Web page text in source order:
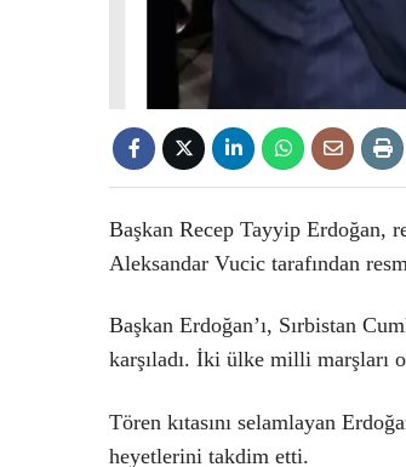
Başkan Recep Tayyip Erdoğan,
Aleksandar Vucic tarafından
Başkan Erdoğan’ı, Sırbistan
karşıladı. İki ülke milli marşları
Tören kıtasını selamlayan
heyetlerini takdim etti.